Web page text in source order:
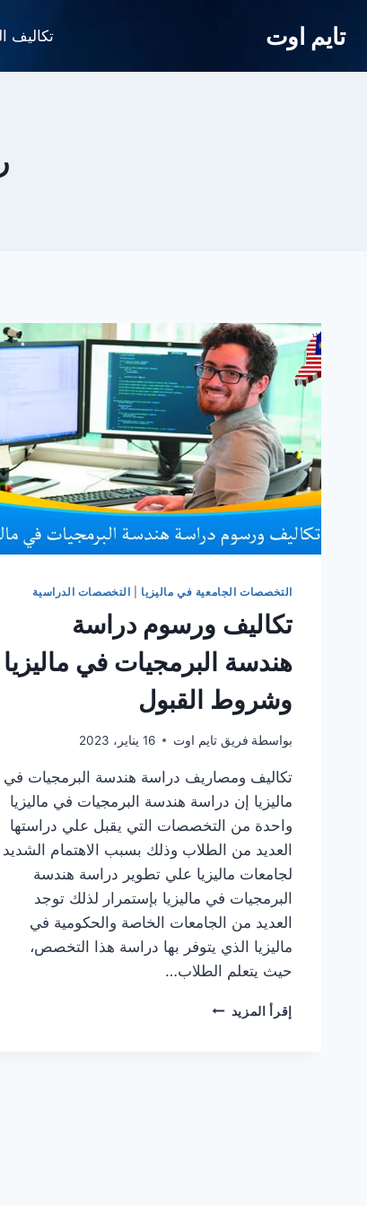
تايم اوت تكاليف
التخصصات الجامعية في ماليزيا التخصصات الدراسية
تكاليف ورسوم دراسة
هندسة البرمجيات في ماليزيا
وشروط القبول
بواسطة فريق تايم اوت 16 يناير، 2023
تكاليف ومصاريف دراسة هندسة البرمجيات في
ماليزيا إن دراسة هندسة البرمجيات في ماليزيا
واحدة من التخصصات التي يقبل علي دراستها
العديد من الطلاب وذلك بسبب الاهتمام الشديد
لجامعات ماليزيا علي تطوير دراسة هندسة
البرمجيات في ماليزيا بإستمرار لذلك توجد
العديد من الجامعات الخاصة والحكومية في
ماليزيا الذي يتوفر بها دراسة هذا التخصص،
حيث يتعلم الطلاب…
إقرأ المزيد تكاليف